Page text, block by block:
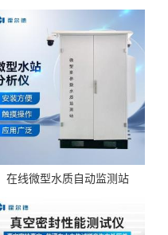
在线微型水质自动监测站